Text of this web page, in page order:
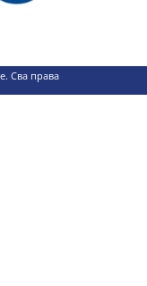
Сва права